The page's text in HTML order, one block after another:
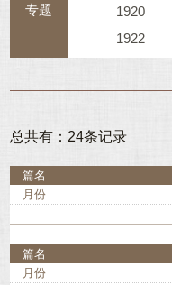
专题
1920
1922
1926
1930
1934
1936
总共有：24条记录